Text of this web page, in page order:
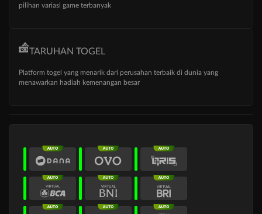
pilihan variasi game terbanyak
TARUHAN TOGEL
Platform togel yang menarik dari perusahan terbaik di dunia yang
menawarkan hadiah kemenangan besar